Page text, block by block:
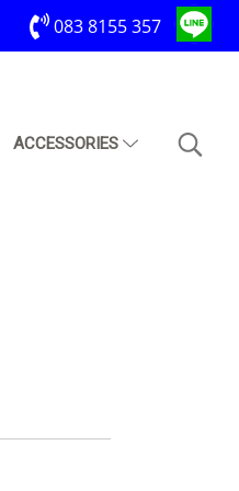
083 8155 357
ACCESSORIES